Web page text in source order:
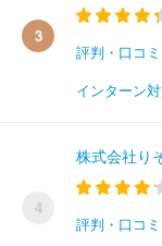
3
評判・口コミ
インターン
4
株式会社り
評判・口コミ